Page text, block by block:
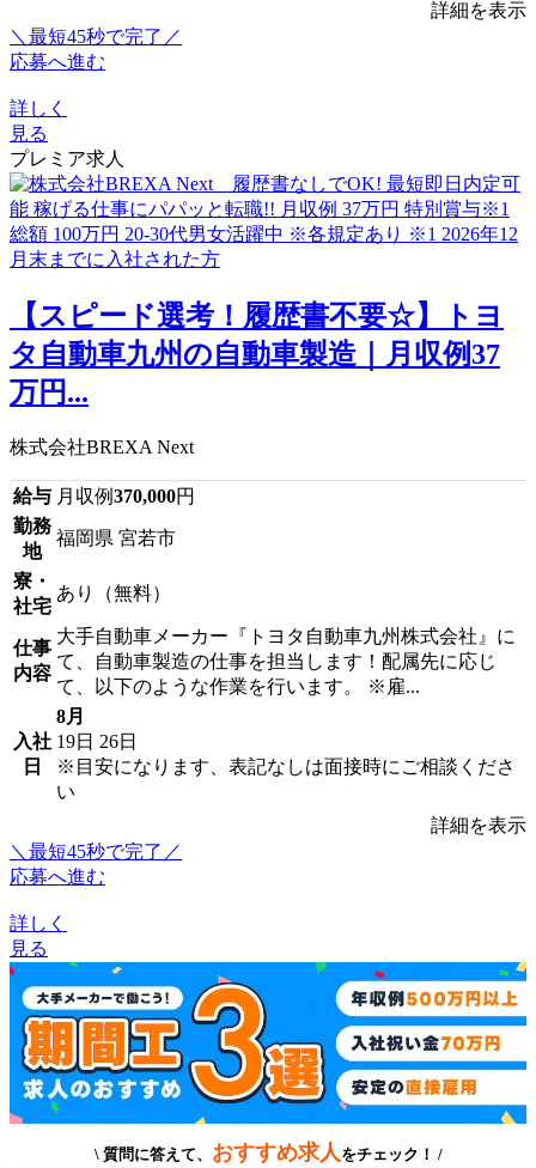
詳細を表示
＼最短45秒で完了／
応募へ進む
詳しく
見る
プレミア求人
【スピード選考！履歴書不要☆】トヨ
タ自動車九州の自動車製造｜月収例37
万円...
株式会社BREXA Next
給与 月収例370,000円
勤務
地
福岡県 宮若市
寮・
社宅
あり（無料）
仕事
内容
大手自動車メーカー『トヨタ自動車九州株式会社』に
て、自動車製造の仕事を担当します！配属先に応じ
て、以下のような作業を行います。 ※雇...
入社
日
8月
19日 26日
※目安になります、表記なしは面接時にご相談くださ
い
詳細を表示
＼最短45秒で完了／
応募へ進む
詳しく
見る
\ 質問に答えて、 おすすめ求人 をチェック！ /